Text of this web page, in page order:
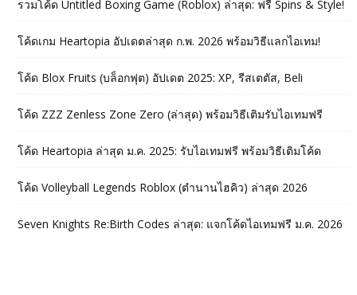
รวมโค้ด Untitled Boxing Game (Roblox) ล่าสุด: ฟรี Spins & Style!
โค้ดเกม Heartopia อัปเดตล่าสุด ก.พ. 2026 พร้อมวิธีแลกไอเทม!
โค้ด Blox Fruits (บล็อกฟุต) อัปเดต 2025: XP, รีสเตตัส, Beli
โค้ด ZZZ Zenless Zone Zero (ล่าสุด) พร้อมวิธีเติมรับไอเทมฟรี
โค้ด Heartopia ล่าสุด ม.ค. 2025: รับไอเทมฟรี พร้อมวิธีเติมโค้ด
โค้ด Volleyball Legends Roblox (ตำนานไฮคิว) ล่าสุด 2026
Seven Knights Re:Birth Codes ล่าสุด: แจกโค้ดไอเทมฟรี ม.ค. 2026